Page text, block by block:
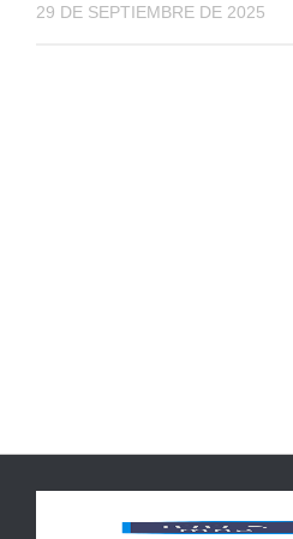
29 DE SEPTIEMBRE DE 2025